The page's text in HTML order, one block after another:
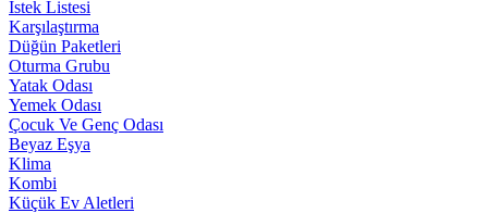
İstek Listesi
Karşılaştırma
Düğün Paketleri
Oturma Grubu
Yatak Odası
Yemek Odası
Çocuk Ve Genç Odası
Beyaz Eşya
Klima
Kombi
Küçük Ev Aletleri